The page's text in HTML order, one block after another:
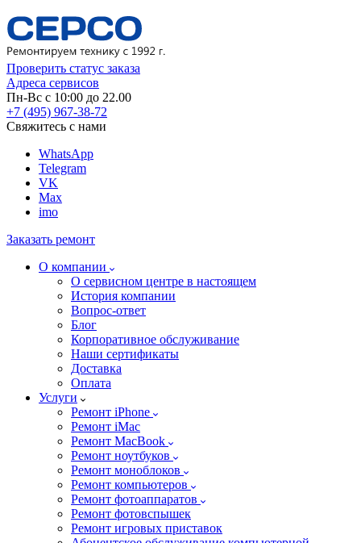
Проверить статус заказа
Адреса сервисов
Пн-Вс с 10:00 до 22.00
+7 (495) 967-38-72
Свяжитесь с нами
WhatsApp
Telegram
VK
Max
imo
Заказать ремонт
О компании
О сервисном центре в настоящем
История компании
Вопрос-ответ
Блог
Корпоративное обслуживание
Наши сертификаты
Доставка
Оплата
Услуги
Ремонт iPhone
Ремонт iMac
Ремонт MacBook
Ремонт ноутбуков
Ремонт моноблоков
Ремонт компьютеров
Ремонт фотоаппаратов
Ремонт фотовспышек
Ремонт игровых приставок